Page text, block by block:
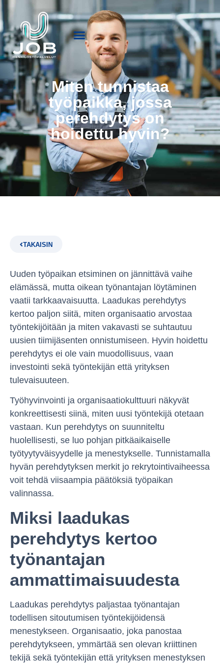
Miten tunnistaa
työpaikka, jossa
perehdytys on
hoidettu hyvin?
TAKAISIN
Uuden työpaikan etsiminen on jännittävä vaihe
elämässä, mutta oikean työnantajan löytäminen
vaatii tarkkaavaisuutta. Laadukas perehdytys
kertoo paljon siitä, miten organisaatio arvostaa
työntekijöitään ja miten vakavasti se suhtautuu
uusien tiimijäsenten onnistumiseen. Hyvin hoidettu
perehdytys ei ole vain muodollisuus, vaan
investointi sekä työntekijän että yrityksen
tulevaisuuteen.
Työhyvinvointi ja organisaatiokulttuuri näkyvät
konkreettisesti siinä, miten uusi työntekijä otetaan
vastaan. Kun perehdytys on suunniteltu
huolellisesti, se luo pohjan pitkäaikaiselle
työtyytyväisyydelle ja menestykselle. Tunnistamalla
hyvän perehdytyksen merkit jo rekrytointivaiheessa
voit tehdä viisaampia päätöksiä työpaikan
valinnassa.
Miksi laadukas
perehdytys kertoo
työnantajan
ammattimaisuudesta
Laadukas perehdytys paljastaa työnantajan
todellisen sitoutumisen työntekijöidensä
menestykseen. Organisaatio, joka panostaa
perehdytykseen, ymmärtää sen olevan kriittinen
tekijä sekä työntekijän että yrityksen menestyksen